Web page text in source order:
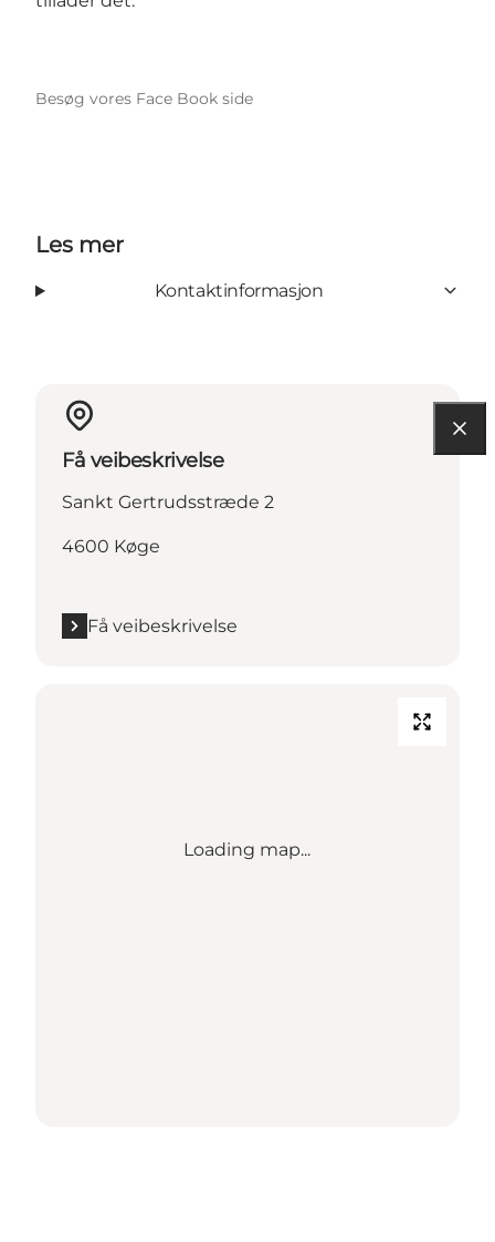
Besøg vores Face Book side
Les mer
Kontaktinformasjon
Få veibeskrivelse
Sankt Gertrudsstræde 2
4600 Køge
Få veibeskrivelse
Loading map...